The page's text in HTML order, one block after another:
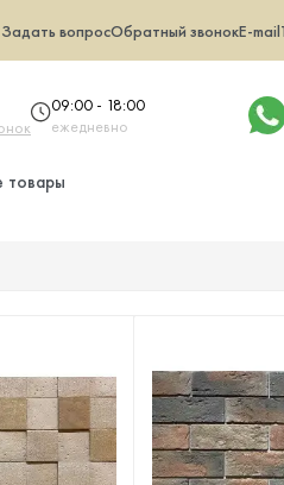
Задать вопросОбратный звонокE-mail
09:00 - 18:00
ежедневно
товары